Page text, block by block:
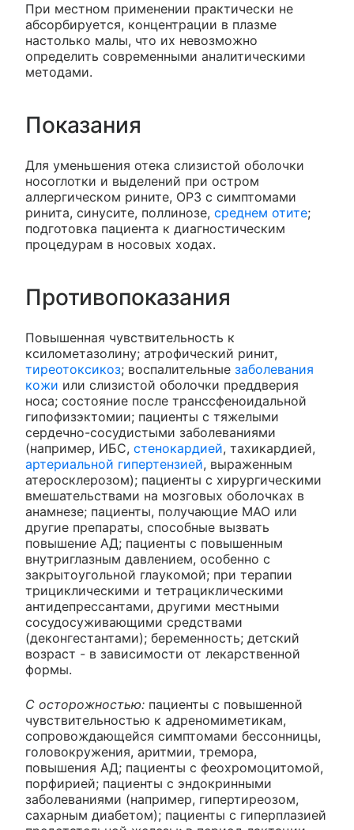
При местном применении практически не
абсорбируется, концентрации в плазме
настолько малы, что их невозможно
определить современными аналитическими
методами.
Показания
Для уменьшения отека слизистой оболочки
носоглотки и выделений при остром
аллергическом рините, ОРЗ с симптомами
ринита, синусите, поллинозе, среднем отите;
подготовка пациента к диагностическим
процедурам в носовых ходах.
Противопоказания
Повышенная чувствительность к
ксилометазолину; атрофический ринит,
тиреотоксикоз; воспалительные заболевания
кожи или слизистой оболочки преддверия
носа; состояние после транссфеноидальной
гипофизэктомии; пациенты с тяжелыми
сердечно-сосудистыми заболеваниями
(например, ИБС, стенокардией, тахикардией,
артериальной гипертензией, выраженным
атеросклерозом); пациенты с хирургическими
вмешательствами на мозговых оболочках в
анамнезе; пациенты, получающие МАО или
другие препараты, способные вызвать
повышение АД; пациенты с повышенным
внутриглазным давлением, особенно с
закрытоугольной глаукомой; при терапии
трициклическими и тетрациклическими
антидепрессантами, другими местными
сосудосуживающими средствами
(деконгестантами); беременность; детский
возраст - в зависимости от лекарственной
формы.
С осторожностью: пациенты с повышенной
чувствительностью к адреномиметикам,
сопровождающейся симптомами бессонницы,
головокружения, аритмии, тремора,
повышения АД; пациенты с феохромоцитомой,
порфирией; пациенты с эндокринными
заболеваниями (например, гипертиреозом,
сахарным диабетом); пациенты с гиперплазией